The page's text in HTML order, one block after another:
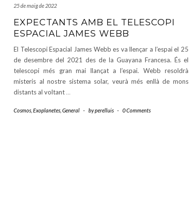
25 de maig de 2022
EXPECTANTS AMB EL TELESCOPI
ESPACIAL JAMES WEBB
El Telescopi Espacial James Webb es va llençar a l’espai el 25
de desembre del 2021 des de la Guayana Francesa. És el
telescopi més gran mai llançat a l’espai. Webb resoldrà
misteris al nostre sistema solar, veurà més enllà de mons
distants al voltant…
Cosmos Exoplanetes General - byperelluis - 0 Comments